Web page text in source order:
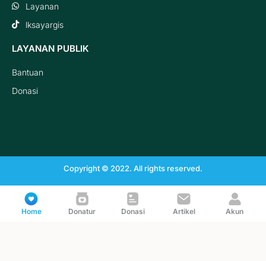
Layanan
lksayargis
LAYANAN PUBLIK
Bantuan
Donasi
Copyright © 2022. All rights reserved.
Home Donatur Donasi Artikel Akun